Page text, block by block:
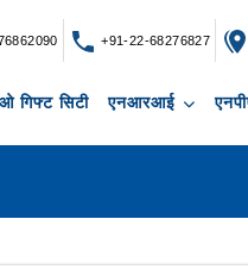
+91-22-68276827
गिफ्ट सिटी एनआरआई